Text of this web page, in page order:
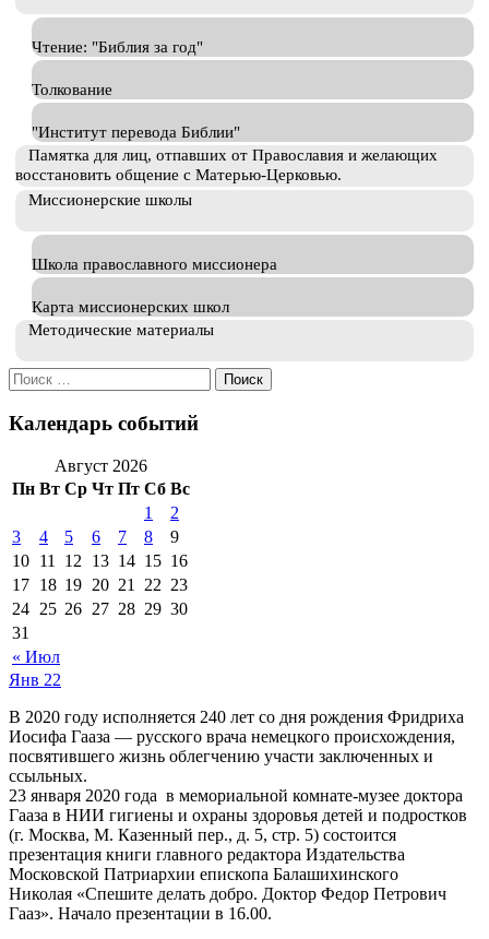
Чтение: "Библия за год"
Толкование
"Институт перевода Библии"
Памятка для лиц, отпавших от Православия и желающих
восстановить общение с Матерью-Церковью.
Миссионерские школы
Школа православного миссионера
Карта миссионерских школ
Методические материалы
Искать:
Календарь событий
Август 2026
Пн Вт Ср Чт Пт Сб Вс
« Июл
1
2
3
4 5 6 7 8
9
10 11 12 13 14 15 16
17 18 19 20 21 22 23
24 25 26 27 28 29 30
31
Янв 22
В 2020 году исполняется 240 лет со дня рождения Фридриха
Иосифа Гааза — русского врача немецкого происхождения,
посвятившего жизнь облегчению участи заключенных и
ссыльных.
23 января 2020 года в мемориальной комнате-музее доктора
Гааза в НИИ гигиены и охраны здоровья детей и подростков
(г. Москва, М. Казенный пер., д. 5, стр. 5) состоится
презентация книги главного редактора Издательства
Московской Патриархии епископа Балашихинского
Николая «Спешите делать добро. Доктор Федор Петрович
Гааз». Начало презентации в 16.00.